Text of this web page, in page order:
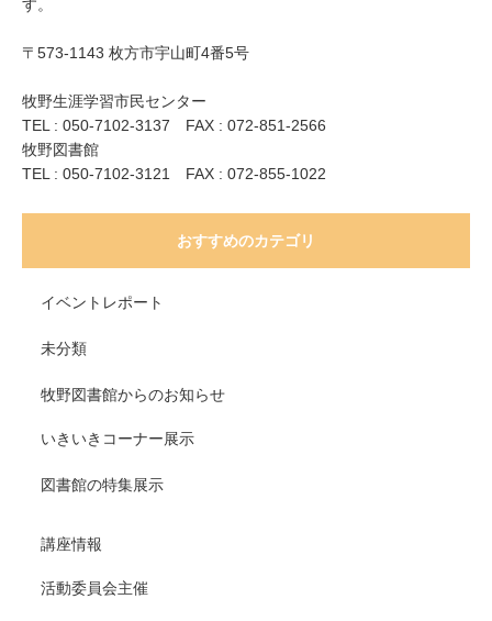
す。
〒573-1143 枚方市宇山町4番5号
牧野生涯学習市民センター
TEL : 050-7102-3137 FAX : 072-851-2566
牧野図書館
TEL : 050-7102-3121 FAX : 072-855-1022
おすすめのカテゴリ
イベントレポート
未分類
牧野図書館からのお知らせ
いきいきコーナー展示
図書館の特集展示
講座情報
活動委員会主催